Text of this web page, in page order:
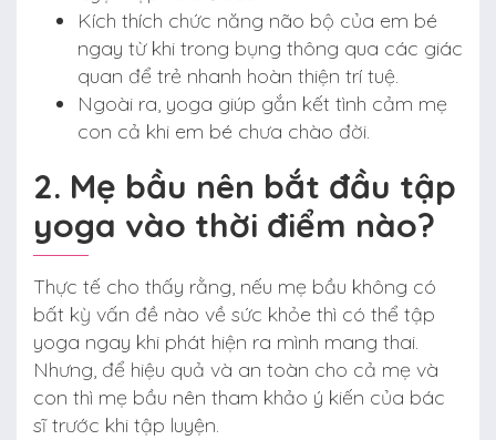
Kích thích chức năng não bộ của em bé
ngay từ khi trong bụng thông qua các giác
quan để trẻ nhanh hoàn thiện trí tuệ.
Ngoài ra, yoga giúp gắn kết tình cảm mẹ
con cả khi em bé chưa chào đời.
2. Mẹ bầu nên bắt đầu tập
yoga vào thời điểm nào?
Thực tế cho thấy rằng, nếu mẹ bầu không có
bất kỳ vấn đề nào về sức khỏe thì có thể tập
yoga ngay khi phát hiện ra mình mang thai.
Nhưng, để hiệu quả và an toàn cho cả mẹ và
con thì mẹ bầu nên tham khảo ý kiến của bác
sĩ trước khi tập luyện.